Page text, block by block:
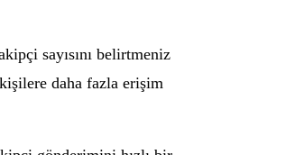
sayısını belirtmeniz
daha fazla erişim